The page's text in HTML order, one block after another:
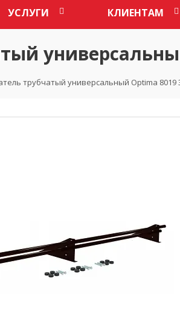
УСЛУГИ КЛИЕНТАМ
трубчатый универсальный Optima 8019